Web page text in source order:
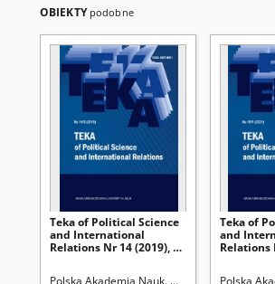
OBIEKTY podobne
Teka of Political Science
and International
Relations Nr 14 (2019), 2 -
Polska Akademia Nauk. Oddział w Lublinie
Teka of
and
Relations
Polska